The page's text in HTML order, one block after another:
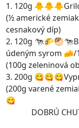
1. 120g
(½ americké
cesnakový díp)
2. 120g
údeným syrom 🧀/
(100g zeleninová
3. 200g
(200g varené
😋
DOBRÚ